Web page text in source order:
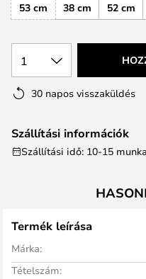
53 cm
38 cm 52 cm
1
30 napos visszaküldés
Szállítási információk
Szállítási idő: 10-15
Termék leírása
Márka:
Tételszám: